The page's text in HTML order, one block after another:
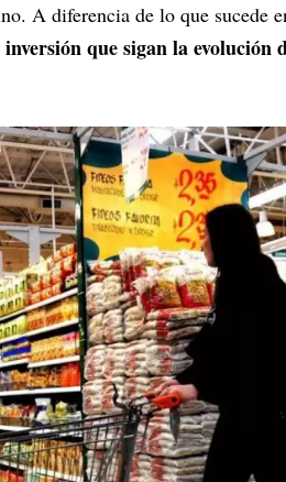
A diferencia de lo que sucede
que sigan la evolución